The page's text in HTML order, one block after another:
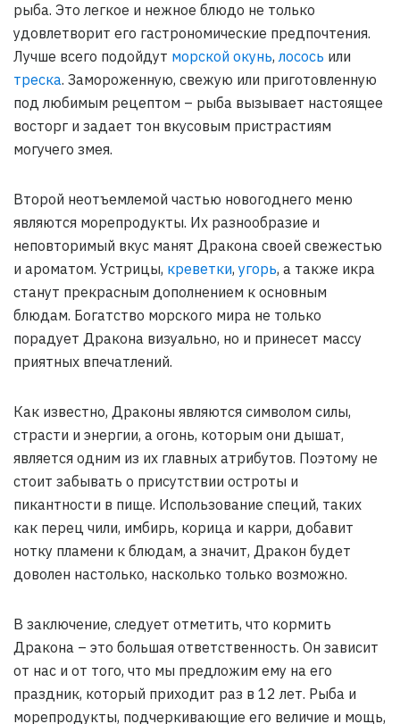
рыба. Это легкое и нежное блюдо не только
удовлетворит его гастрономические предпочтения.
Лучше всего подойдут морской окунь,лосось или
треска. Замороженную, свежую или приготовленную
под любимым рецептом – рыба вызывает настоящее
восторг и задает тон вкусовым пристрастиям
могучего змея.
Второй неотъемлемой частью новогоднего меню
являются морепродукты. Их разнообразие и
неповторимый вкус манят Дракона своей свежестью
и ароматом. Устрицы, креветки, угорь, а также икра
станут прекрасным дополнением к основным
блюдам. Богатство морского мира не только
порадует Дракона визуально, но и принесет массу
приятных впечатлений.
Как известно, Драконы являются символом силы,
страсти и энергии, а огонь, которым они дышат,
является одним из их главных атрибутов. Поэтому не
стоит забывать о присутствии остроты и
пикантности в пище. Использование специй, таких
как перец чили, имбирь, корица и карри, добавит
нотку пламени к блюдам, а значит, Дракон будет
доволен настолько, насколько только возможно.
В заключение, следует отметить, что кормить
Дракона – это большая ответственность. Он зависит
от нас и от того, что мы предложим ему на его
праздник, который приходит раз в 12 лет. Рыба и
морепродукты, подчеркивающие его величие и мощь,